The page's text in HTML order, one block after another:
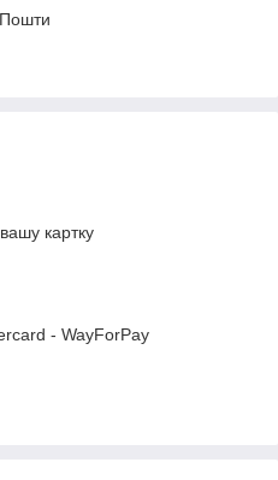
картку
- WayForPay